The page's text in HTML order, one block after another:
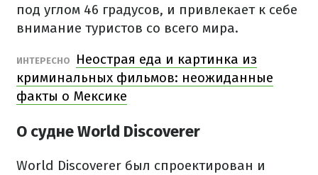
под углом 46 градусов, и привлекает к себе
внимание туристов со всего мира.
ИНТЕРЕСНО
Неострая еда и картинка из
криминальных фильмов: неожиданные
факты о Мексике
О судне World Discoverer
World Discoverer был спроектирован и